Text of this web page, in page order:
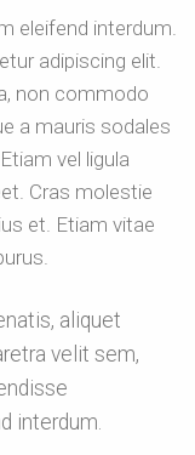
eleifend interdum.
adipiscing elit.
non commodo
a mauris sodales
vel ligula
Cras molestie
et. Etiam vitae
aliquet
velit sem,
interdum.